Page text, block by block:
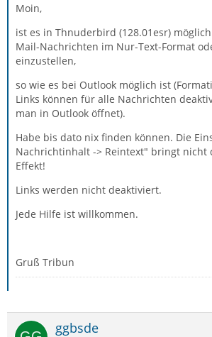
Moin,
ist es in Thnuderbird (128.01esr) möglich
Mail-Nachrichten im Nur-Text-Format
einzustellen,
so wie es bei Outlook möglich ist
Links können für alle Nachrichten
man in Outlook öffnet).
Habe bis dato nix finden können. Die
Nachrichtinhalt -> Reintext" bringt nicht
Effekt!
Links werden nicht deaktiviert.
Jede Hilfe ist willkommen.
Gruß Tribun
ggbsde